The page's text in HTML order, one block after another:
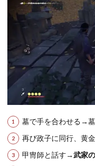
墓で手を合わせる→
再び政子に同行、黄
甲冑師と話す→武家